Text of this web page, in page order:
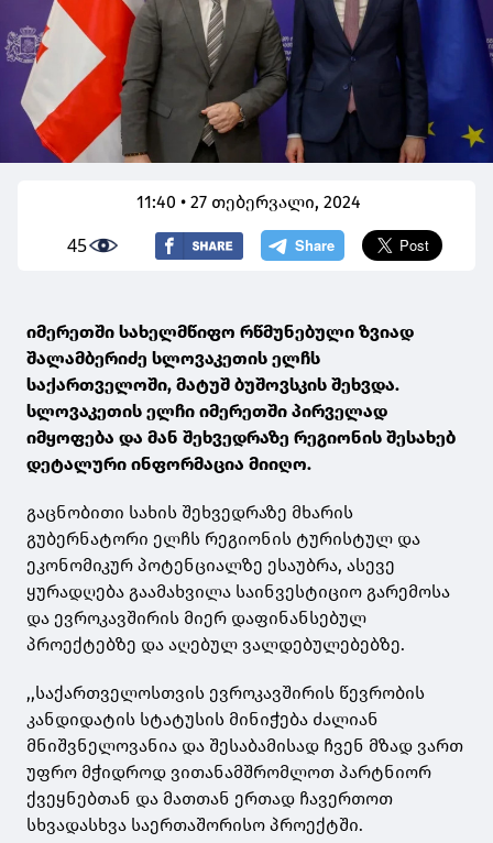
11:40 • 27 თებერვალი, 2024
45
იმერეთში სახელმწიფო რწმუნებული ზვიად
შალამბერიძე სლოვაკეთის ელჩს
საქართველოში, მატუშ ბუშოვსკის შეხვდა.
სლოვაკეთის ელჩი იმერეთში პირველად
იმყოფება და მან შეხვედრაზე რეგიონის შესახებ
დეტალური ინფორმაცია მიიღო.
გაცნობითი სახის შეხვედრაზე მხარის
გუბერნატორი ელჩს რეგიონის ტურისტულ და
ეკონომიკურ პოტენციალზე ესაუბრა, ასევე
ყურადღება გაამახვილა საინვესტიციო გარემოსა
და ევროკავშირის მიერ დაფინანსებულ
პროექტებზე და აღებულ ვალდებულებებზე.
,,საქართველოსთვის ევროკავშირის წევრობის
კანდიდატის სტატუსის მინიჭება ძალიან
მნიშვნელოვანია და შესაბამისად ჩვენ მზად ვართ
უფრო მჭიდროდ ვითანამშრომლოთ პარტნიორ
ქვეყნებთან და მათთან ერთად ჩავერთოთ
სხვადასხვა საერთაშორისო პროექტში.